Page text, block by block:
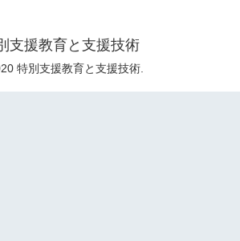
支援教育と支援技術
特別支援教育と支援技術.